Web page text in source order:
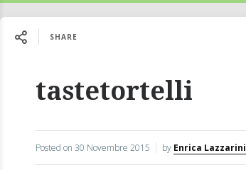
SHARE
tastetortelli
Posted on 30 Novembre 2015 by Enrica Lazzarini